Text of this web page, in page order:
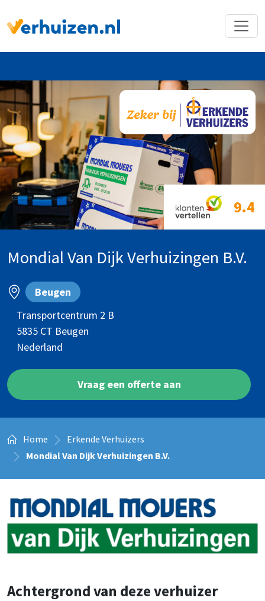
Mondial Van Dijk Verhuizingen B.V.
Beugen
Transportcentrum 2 B
5835 CT Beugen
Nederland
Vraag een offerte aan
9.4
Home
Erkende Verhuizers
Mondial Van Dijk Verhuizingen B.V.
Achtergrond van deze verhuizer